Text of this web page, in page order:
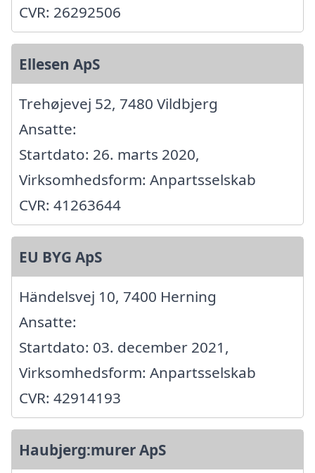
CVR: 26292506
Ellesen ApS
Trehøjevej 52, 7480 Vildbjerg
Ansatte:
Startdato: 26. marts 2020,
Virksomhedsform: Anpartsselskab
CVR: 41263644
EU BYG ApS
Händelsvej 10, 7400 Herning
Ansatte:
Startdato: 03. december 2021,
Virksomhedsform: Anpartsselskab
CVR: 42914193
Haubjerg:murer ApS